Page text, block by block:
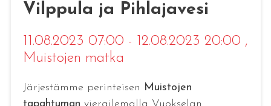
Vilppula ja Pihlajavesi
11.08.2023 07:00 - 12.08.2023 20:00 ,
Muistojen matka
Järjestämme perinteisen Muistojen
tapahtuman vierailemalla Vuokselan